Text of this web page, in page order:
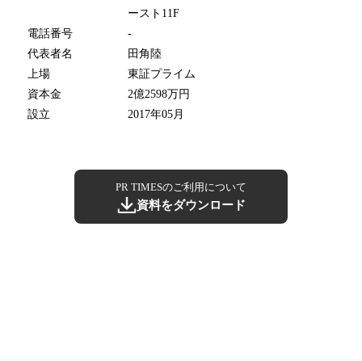
ースト11F
電話番号
-
代表者名
田角陸
上場
東証プライム
資本金
2億2598万円
設立
2017年05月
PR TIMESのご利用について
資料をダウンロード